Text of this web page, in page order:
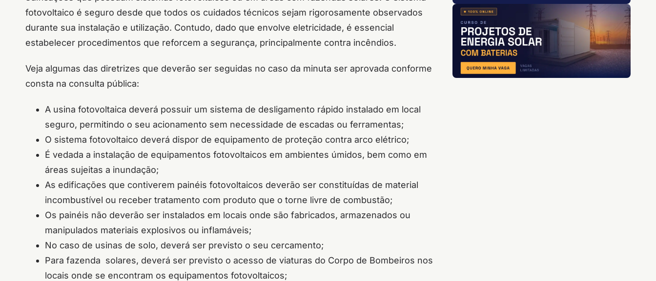
fotovoltaico é seguro desde que todos os cuidados técnicos sejam rigorosamente observados
durante sua instalação e utilização. Contudo, dado que envolve eletricidade, é essencial
estabelecer procedimentos que reforcem a segurança, principalmente contra incêndios.
Veja algumas das diretrizes que deverão ser seguidas no caso da minuta ser aprovada conforme
consta na consulta pública:
A usina fotovoltaica deverá possuir um sistema de desligamento rápido instalado em local
seguro, permitindo o seu acionamento sem necessidade de escadas ou ferramentas;
O sistema fotovoltaico deverá dispor de equipamento de proteção contra arco elétrico;
É vedada a instalação de equipamentos fotovoltaicos em ambientes úmidos, bem como em
áreas sujeitas a inundação;
As edificações que contiverem painéis fotovoltaicos deverão ser constituídas de material
incombustível ou receber tratamento com produto que o torne livre de combustão;
Os painéis não deverão ser instalados em locais onde são fabricados, armazenados ou
manipulados materiais explosivos ou inflamáveis;
No caso de usinas de solo, deverá ser previsto o seu cercamento;
Para fazenda solares, deverá ser previsto o acesso de viaturas do Corpo de Bombeiros nos
locais onde se encontram os equipamentos fotovoltaicos;